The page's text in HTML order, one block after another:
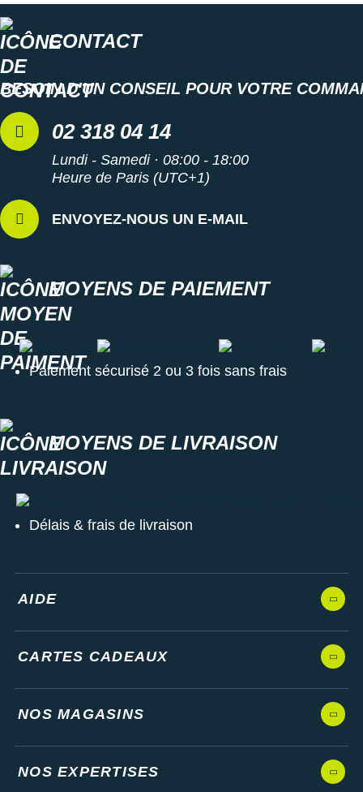
CONTACT
BESOIN D'UN CONSEIL POUR VOTRE
02 318 04 14
Lundi - Samedi · 08:00 - 18:00
Heure de Paris (UTC+1)
ENVOYEZ-NOUS UN E-MAIL
MOYENS DE PAIEMENT
Carte visa Carte master card Carte paypal Carte
Paiement sécurisé 2 ou 3 fois sans frais
MOYENS DE LIVRAISON
Colissimo, Chronopost, Chrono relais ou retrait en magasin
Délais & frais de livraison
AIDE
CARTES CADEAUX
NOS MAGASINS
NOS EXPERTISES